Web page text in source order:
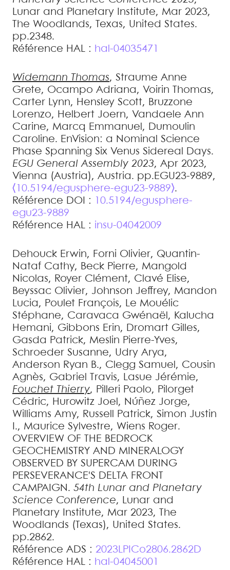
Lunar and Planetary Institute, Mar 2023,
The Woodlands, Texas, United States.
pp.2348.
Référence HAL : hal-04035471
Widemann Thomas, Straume Anne
Grete, Ocampo Adriana, Voirin Thomas,
Carter Lynn, Hensley Scott, Bruzzone
Lorenzo, Helbert Joern, Vandaele Ann
Carine, Marcq Emmanuel , Dumoulin
Caroline. EnVision: a Nominal Science
Phase Spanning Six Venus Sidereal Days.
EGU General Assembly 2023, Apr 2023,
Vienna (Austria), Austria. pp.EGU23-9889,
⟨10.5194/egusphere-egu23-9889⟩.
Référence DOI :
10.5194/egusphere-
egu23-9889
Référence HAL : insu-04042009
Dehouck Erwin, Forni Olivier, Quantin-
Nataf Cathy, Beck Pierre, Mangold
Nicolas, Royer Clément, Clavé Elise,
Beyssac Olivier, Johnson Jeffrey, Mandon
Lucia, Poulet François, Le Mouélic
Stéphane, Caravaca Gwénaël , Kalucha
Hemani, Gibbons Erin, Dromart Gilles,
Gasda Patrick, Meslin Pierre-Yves,
Schroeder Susanne, Udry Arya,
Anderson Ryan B., Clegg Samuel , Cousin
Agnès, Gabriel Travis, Lasue Jérémie,
Fouchet Thierry, Pilleri Paolo, Pilorget
Cédric, Hurowitz Joel , Núñez Jorge,
Williams Amy, Russell Patrick, Simon Justin
I., Maurice Sylvestre, Wiens Roger.
OVERVIEW OF THE BEDROCK
GEOCHEMISTRY AND MINERALOGY
OBSERVED BY SUPERCAM DURING
PERSEVERANCE'S DELTA FRONT
CAMPAIGN. 54th Lunar and Planetary
Science Conference, Lunar and
Planetary Institute, Mar 2023, The
Woodlands (Texas), United States.
pp.2862.
Référence ADS : 2023LPICo2806.2862D
Référence HAL : hal-04045001